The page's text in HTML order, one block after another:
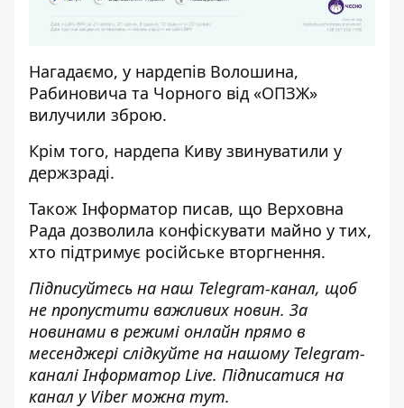
Нагадаємо, у нардепів Волошина,
Рабиновича та Чорного від «ОПЗЖ»
вилучили зброю.
Крім того, нардепа Киву звинуватили у
держзраді.
Також Інформатор писав, що Верховна
Рада дозволила конфіскувати майно у тих,
хто підтримує російське вторгнення.
Підписуйтесь на наш Telegram-канал, щоб
не пропустити важливих новин. За
новинами в режимі онлайн прямо в
месенджері слідкуйте на нашому Telegram-
каналіІнформатор Live. Підписатися на
канал у Viber можна тут.